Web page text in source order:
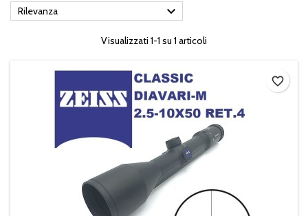
Rilevanza 
Visualizzati 1-1 su 1 articoli
favorite_border